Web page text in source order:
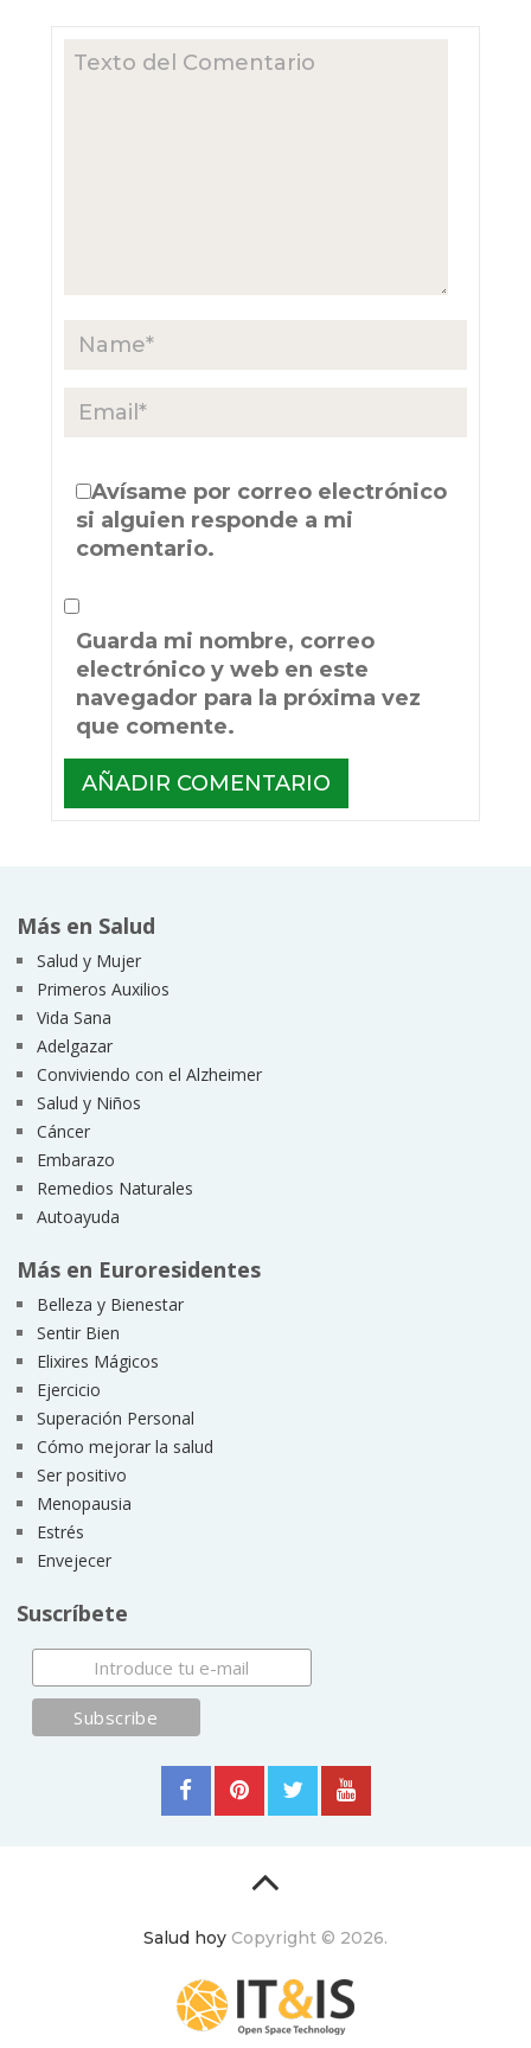
Avísame por correo electrónico
si alguien responde a mi
comentario.
Guarda mi nombre, correo
electrónico y web en este
navegador para la próxima vez
que comente.
Más en Salud
Salud y Mujer
Primeros Auxilios
Vida Sana
Adelgazar
Conviviendo con el Alzheimer
Salud y Niños
Cáncer
Embarazo
Remedios Naturales
Autoayuda
Más en Euroresidentes
Belleza y Bienestar
Sentir Bien
Elixires Mágicos
Ejercicio
Superación Personal
Cómo mejorar la salud
Ser positivo
Menopausia
Estrés
Envejecer
Suscríbete
Salud hoy Copyright © 2026.